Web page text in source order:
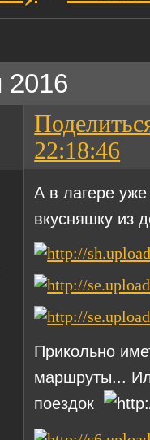
2016
22:18:46
А в лагере
вкусняшку из
Прикольно
маршруты...
поездок